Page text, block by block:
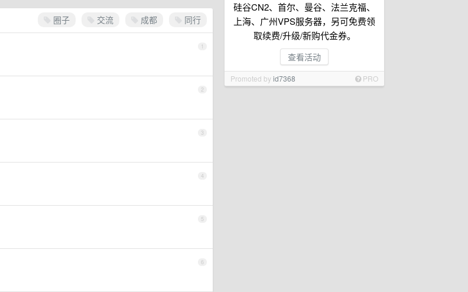
硅谷CN2、首尔、曼谷、法兰克福、
上海、广州VPS服务器，另可免费领
取续费/升级/新购代金券。
查看活动
Promoted byid7368 PRO
圈子 交流 成都 同行
1
2
3
4
5
6